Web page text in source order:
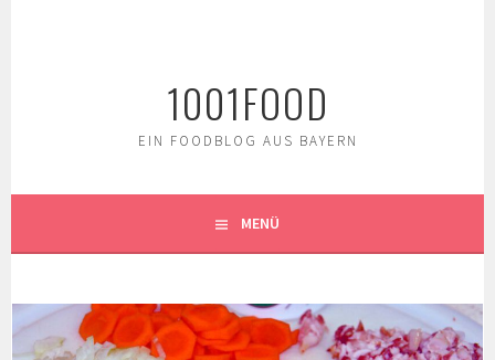
1001FOOD
EIN FOODBLOG AUS BAYERN
MENÜ